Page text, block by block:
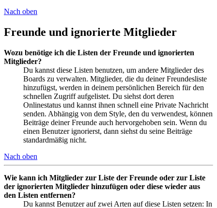
Nach oben
Freunde und ignorierte Mitglieder
Wozu benötige ich die Listen der Freunde und ignorierten
Mitglieder?
Du kannst diese Listen benutzen, um andere Mitglieder des
Boards zu verwalten. Mitglieder, die du deiner Freundesliste
hinzufügst, werden in deinem persönlichen Bereich für den
schnellen Zugriff aufgelistet. Du siehst dort deren
Onlinestatus und kannst ihnen schnell eine Private Nachricht
senden. Abhängig von dem Style, den du verwendest, können
Beiträge deiner Freunde auch hervorgehoben sein. Wenn du
einen Benutzer ignorierst, dann siehst du seine Beiträge
standardmäßig nicht.
Nach oben
Wie kann ich Mitglieder zur Liste der Freunde oder zur Liste
der ignorierten Mitglieder hinzufügen oder diese wieder aus
den Listen entfernen?
Du kannst Benutzer auf zwei Arten auf diese Listen setzen: In